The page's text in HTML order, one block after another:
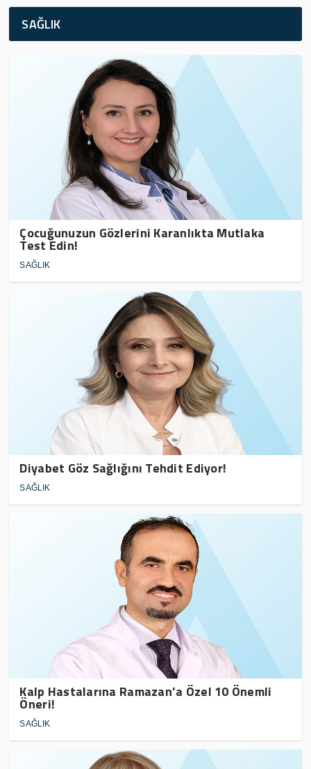
SAĞLIK
Çocuğunuzun Gözlerini Karanlıkta Mutlaka
Test Edin!
SAĞLIK
Diyabet Göz Sağlığını Tehdit Ediyor!
SAĞLIK
Kalp Hastalarına Ramazan’a Özel 10 Önemli
Öneri!
SAĞLIK